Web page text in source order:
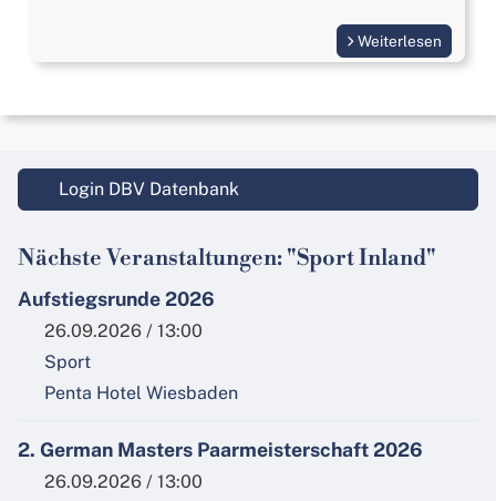
Weiterlesen
Login DBV Datenbank
Nächste Veranstaltungen: "Sport Inland"
Aufstiegsrunde 2026
26.09.2026 / 13:00
Sport
Penta Hotel Wiesbaden
2. German Masters Paarmeisterschaft 2026
26.09.2026 / 13:00